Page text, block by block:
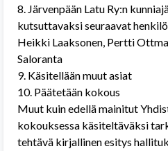
8. Järvenpään Latu Ry:n
kutsuttavaksi seuraavat
Heikki Laaksonen, Pertti
Saloranta
9. Käsitellään muut asiat
10. Päätetään kokous
Muut kuin edellä mainitut
kokouksessa käsiteltäväksi
tehtävä kirjallinen esitys